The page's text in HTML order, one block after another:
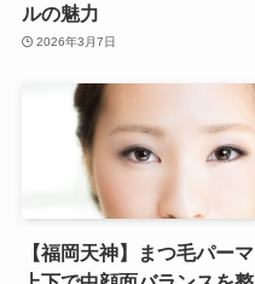
ルの魅力
2026年3月7日
【福岡天神】まつ毛パーマ